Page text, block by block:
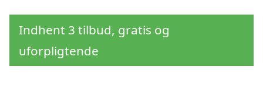
Indhent 3 tilbud, gratis og
uforpligtende